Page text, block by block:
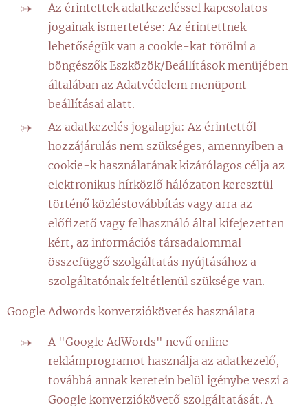
Az érintettek adatkezeléssel kapcsolatos
jogainak ismertetése: Az érintettnek
lehetőségük van a cookie-kat törölni a
böngészők Eszközök/Beállítások menüjében
általában az Adatvédelem menüpont
beállításai alatt.
Az adatkezelés jogalapja: Az érintettől
hozzájárulás nem szükséges, amennyiben a
cookie-k használatának kizárólagos célja az
elektronikus hírközlő hálózaton keresztül
történő közléstovábbítás vagy arra az
előfizető vagy felhasználó által kifejezetten
kért, az információs társadalommal
összefüggő szolgáltatás nyújtásához a
szolgáltatónak feltétlenül szüksége van.
Google Adwords konverziókövetés használata
A "Google AdWords" nevű online
reklámprogramot használja az adatkezelő,
továbbá annak keretein belül igénybe veszi a
Google konverziókövető szolgáltatását. A